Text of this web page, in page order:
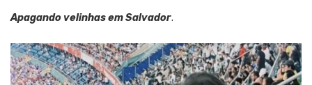
Apagando velinhas em Salvador.